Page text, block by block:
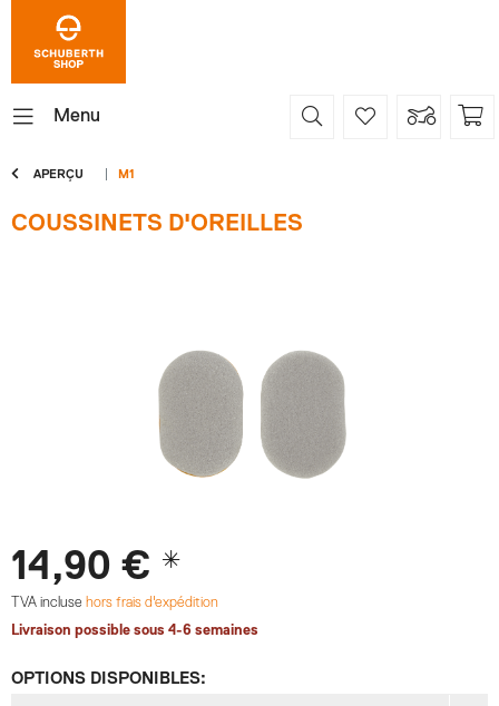
Menu
APERÇU M1
COUSSINETS D'OREILLES
14,90 € *
TVA incluse hors frais d'expédition
Livraison possible sous 4-6 semaines
OPTIONS DISPONIBLES: